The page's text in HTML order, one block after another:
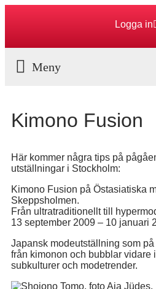
Logga in
Kimono Fusion
Här kommer några tips på
utställningar i Stockholm:
Kimono Fusion på Östasiatiska
Skeppsholmen.
Från ultratraditionellt till
13 september 2009 – 10 januari
Japansk modeutställning som
från kimonon och bubblar vidare
subkulturer och modetrender.